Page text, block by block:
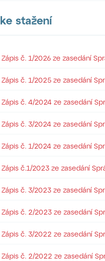
ke stažení
Zápis č. 1/2026 ze zasedání
Zápis č. 1/2025 ze zasedání
Zápis č. 4/2024 ze zasedání
Zápis č. 3/2024 ze zasedání
Zápis č. 1/2024 ze zasedání
Zápis č.1/2023 ze zasedání
Zápis č. 3/2023 ze zasedání
Zápis č. 2/2023 ze zasedání
Zápis č. 3/2022 ze zasedání
Zápis č. 2/2022 ze zasedání